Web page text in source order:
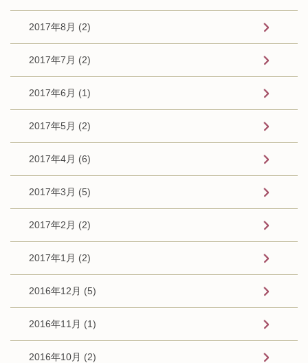
2017年8月 (2)
2017年7月 (2)
2017年6月 (1)
2017年5月 (2)
2017年4月 (6)
2017年3月 (5)
2017年2月 (2)
2017年1月 (2)
2016年12月 (5)
2016年11月 (1)
2016年10月 (2)